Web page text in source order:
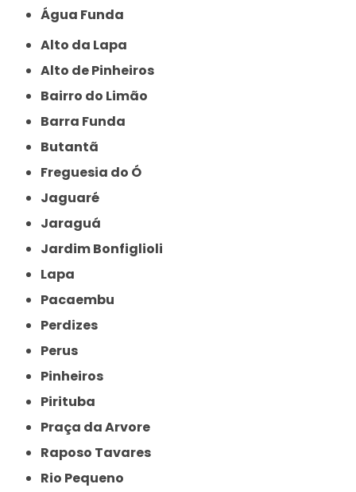
Água Funda
Alto da Lapa
Alto de Pinheiros
Bairro do Limão
Barra Funda
Butantã
Freguesia do Ó
Jaguaré
Jaraguá
Jardim Bonfiglioli
Lapa
Pacaembu
Perdizes
Perus
Pinheiros
Pirituba
Praça da Arvore
Raposo Tavares
Rio Pequeno